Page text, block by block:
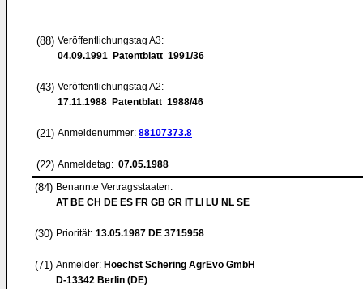
(88) Veröffentlichungstag A3:
04.09.1991 Patentblatt 1991/36
(43) Veröffentlichungstag A2:
17.11.1988 Patentblatt 1988/46
(21) Anmeldenummer: 88107373.8
(22) Anmeldetag: 07.05.1988
(84) Benannte Vertragsstaaten:
AT BE CH DE ES FR GB GR IT LI LU NL SE
(30) Priorität: 13.05.1987 DE 3715958
(71) Anmelder: Hoechst Schering AgrEvo GmbH
D-13342 Berlin (DE)